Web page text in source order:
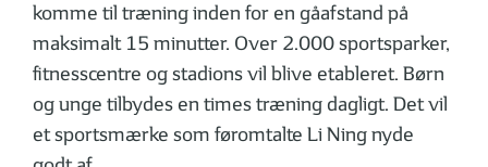
komme til træning inden for en gåafstand på
maksimalt 15 minutter. Over 2.000 sportsparker,
fitnesscentre og stadions vil blive etableret. Børn
og unge tilbydes en times træning dagligt. Det vil
et sportsmærke som føromtalte Li Ning nyde